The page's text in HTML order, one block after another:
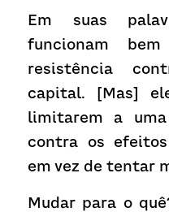
Em suas
funcionam
resistência
capital. [Mas]
limitarem a
contra os
em vez de tentar
Mudar para o